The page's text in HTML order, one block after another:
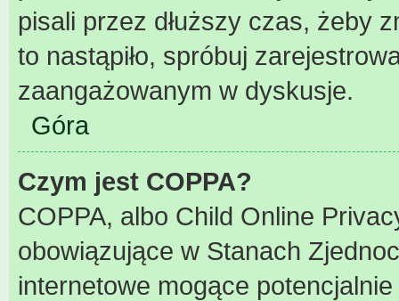
pisali przez dłuższy czas, żeby
to nastąpiło, spróbuj
zaangażowanym w dyskusje.
Góra
Czym jest COPPA?
COPPA, albo Child Online
obowiązujące w Stanach
internetowe mogące